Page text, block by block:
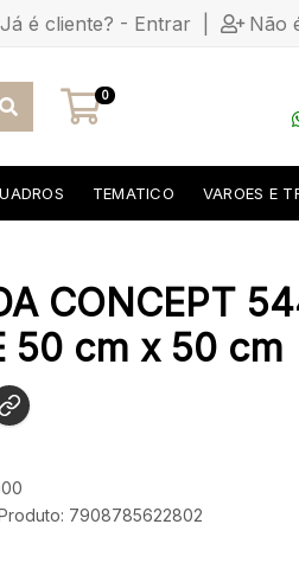
Já é cliente? - Entrar Não
0
TEMATICO VAROES E
CONCEPT
50 cm x 50 cm
7908785622802